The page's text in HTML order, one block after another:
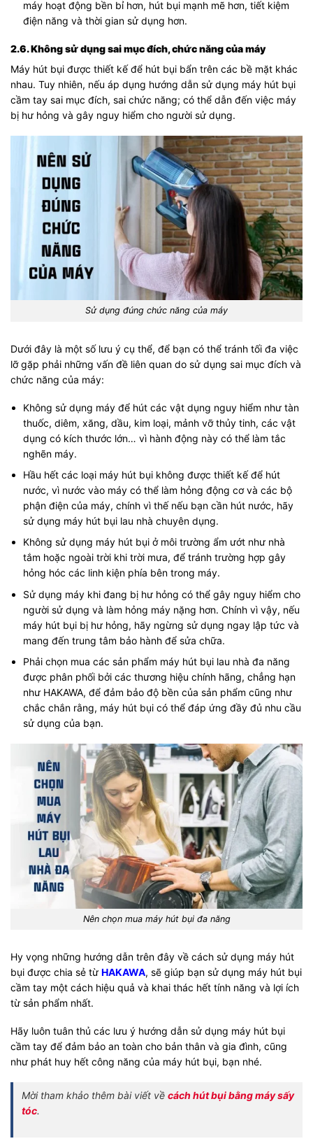
máy hoạt động bền bỉ hơn, hút bụi mạnh mẽ hơn, tiết kiệm
điện năng và thời gian sử dụng hơn.
2.6. Không sử dụng sai mục đích, chức năng của máy
Máy hút bụi được thiết kế để hút bụi bẩn trên các bề mặt khác
nhau. Tuy nhiên, nếu áp dụng hướng dẫn sử dụng máy hút bụi
cầm tay sai mục đích, sai chức năng; có thể dẫn đến việc máy
bị hư hỏng và gây nguy hiểm cho người sử dụng.
Sử dụng đúng chức năng của máy
Dưới đây là một số lưu ý cụ thể, để bạn có thể tránh tối đa việc
lỡ gặp phải những vấn đề liên quan do sử dụng sai mục đích và
chức năng của máy:
Không sử dụng máy để hút các vật dụng nguy hiểm như tàn
thuốc, diêm, xăng, dầu, kim loại, mảnh vỡ thủy tinh, các vật
dụng có kích thước lớn… vì hành động này có thể làm tắc
nghẽn máy.
Hầu hết các loại máy hút bụi không được thiết kế để hút
nước, vì nước vào máy có thể làm hỏng động cơ và các bộ
phận điện của máy, chính vì thế nếu bạn cần hút nước, hãy
sử dụng máy hút bụi lau nhà chuyên dụng.
Không sử dụng máy hút bụi ở môi trường ẩm ướt như nhà
tắm hoặc ngoài trời khi trời mưa, để tránh trường hợp gây
hỏng hóc các linh kiện phía bên trong máy.
Sử dụng máy khi đang bị hư hỏng có thể gây nguy hiểm cho
người sử dụng và làm hỏng máy nặng hơn. Chính vì vậy, nếu
máy hút bụi bị hư hỏng, hãy ngừng sử dụng ngay lập tức và
mang đến trung tâm bảo hành để sửa chữa.
Phải chọn mua các sản phẩm máy hút bụi lau nhà đa năng
được phân phối bởi các thương hiệu chính hãng, chẳng hạn
như HAKAWA, để đảm bảo độ bền của sản phẩm cũng như
chắc chắn rằng, máy hút bụi có thể đáp ứng đầy đủ nhu cầu
sử dụng của bạn.
Nên chọn mua máy hút bụi đa năng
Hy vọng những hướng dẫn trên đây về cách sử dụng máy hút
bụi được chia sẻ từ HAKAWA, sẽ giúp bạn sử dụng máy hút bụi
cầm tay một cách hiệu quả và khai thác hết tính năng và lợi ích
từ sản phẩm nhất.
Hãy luôn tuân thủ các lưu ý hướng dẫn sử dụng máy hút bụi
cầm tay để đảm bảo an toàn cho bản thân và gia đình, cũng
như phát huy hết công năng của máy hút bụi, bạn nhé.
Mời tham khảo thêm bài viết về cách hút bụi bằng máy sấy
tóc.